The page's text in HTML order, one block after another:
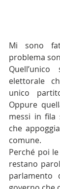
Mi sono
problema
elettorale
unico
Oppure
messi in fila
che
comune.
Perché poi
restano